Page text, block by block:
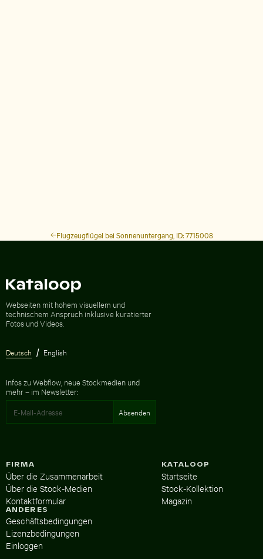
Flugzeugflügel bei Sonnenuntergang, ID: 7715008
Webseiten mit hohem visuellem und
technischem Anspruch inklusive kuratierter
Fotos und Videos.
Deutsch English
Infos zu Webflow, neue Stockmedien und
mehr – im Newsletter:
KATALOOP
Startseite
Stock-Kollektion
Magazin
FIRMA
Über die Zusammenarbeit
Über die Stock-Medien
Kontaktformular
ANDERES
Geschäftsbedingungen
Lizenzbedingungen
Einloggen